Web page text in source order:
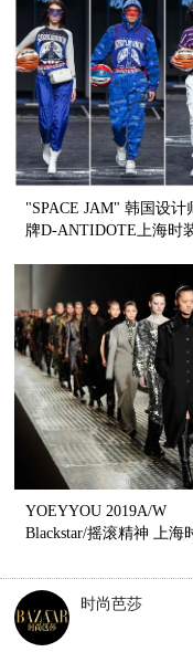
"SPACE JAM" 韩国设计
牌D-ANTIDOTE上海时
YOEYYOU 2019A/W
Blackstar/摇滚精神 上海
时尚芭莎